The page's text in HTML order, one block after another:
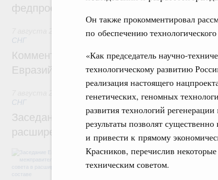
Он также прокомментировал
по обеспечению
«Как председатель научно-
технологическому развитию
реализация настоящего
генетических, геномных
развития технологий
результаты позволят
и привести к прямому
Красников, перечислив
техническим советом.
федпроекта «Профессионалитет»
Евразийский экономический союз.
СНГ
Комментарий Алексея Оверчука по
Евразийского межправительственного
СНГ
Заседание Евразийского
расширенном составе
В повестке заседания актуальные задачи
регулирования и администрирования,